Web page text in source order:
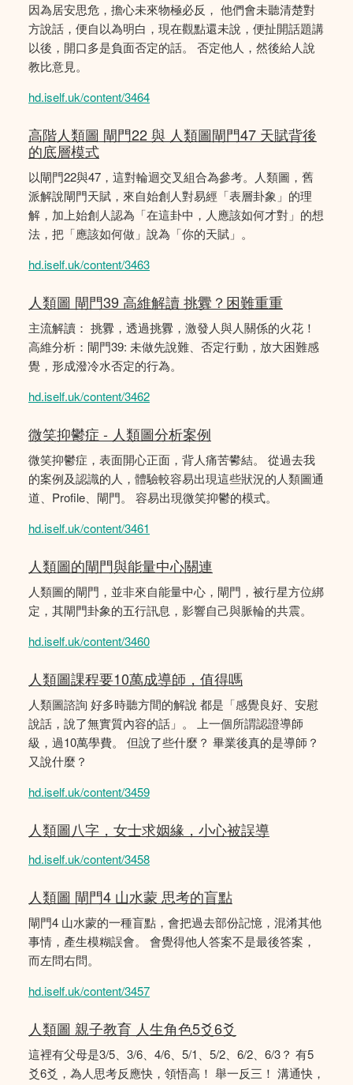
因為居安思危，擔心未來物極必反， 他們會未聽清楚對
方說話，便自以為明白，現在觀點還未說，便扯開話題講
以後，開口多是負面否定的話。 否定他人，然後給人說
教比意見。
hd.iself.uk/content/3464
高階人類圖 閘門22 與 人類圖閘門47 天賦背後
的底層模式
以閘門22與47，這對輪迴交叉組合為參考。人類圖，舊
派解說閘門天賦，來自始創人對易經「表層卦象」的理
解，加上始創人認為「在這卦中，人應該如何才對」的想
法，把「應該如何做」說為「你的天賦」。
hd.iself.uk/content/3463
人類圖 閘門39 高維解讀 挑釁？困難重重
主流解讀： 挑釁，透過挑釁，激發人與人關係的火花！
高維分析：閘門39: 未做先說難、否定行動，放大困難感
覺，形成潑冷水否定的行為。
hd.iself.uk/content/3462
微笑抑鬱症 - 人類圖分析案例
微笑抑鬱症，表面開心正面，背人痛苦鬰結。 從過去我
的案例及認識的人，體驗較容易出現這些狀況的人類圖通
道、Profile、閘門。 容易出現微笑抑鬱的模式。
hd.iself.uk/content/3461
人類圖的閘門與能量中心關連
人類圖的閘門，並非來自能量中心，閘門，被行星方位綁
定，其閘門卦象的五行訊息，影響自己與脈輪的共震。
hd.iself.uk/content/3460
人類圖課程要10萬成導師，值得嗎
人類圖諮詢 好多時聽方間的解說 都是「感覺良好、安慰
說話，說了無實質內容的話」。 上一個所謂認證導師
級，過10萬學費。 但說了些什麼？ 畢業後真的是導師？
又說什麼？
hd.iself.uk/content/3459
人類圖八字，女士求姻緣，小心被誤導
hd.iself.uk/content/3458
人類圖 閘門4 山水蒙 思考的盲點
閘門4 山水蒙的一種盲點，會把過去部份記憶，混淆其他
事情，產生模糊誤會。 會覺得他人答案不是最後答案，
而左問右問。
hd.iself.uk/content/3457
人類圖 親子教育 人生角色5爻6爻
這裡有父母是3/5、3/6、4/6、5/1、5/2、6/2、6/3？ 有5
爻6爻，為人思考反應快，領悟高！ 舉一反三！ 溝通快，